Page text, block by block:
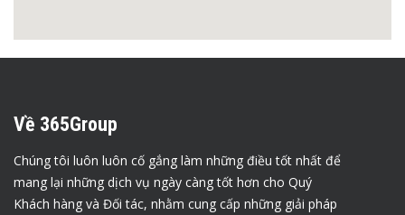
Về 365Group
Chúng tôi luôn luôn cố gắng làm những điều tốt nhất để
mang lại những dịch vụ ngày càng tốt hơn cho Quý
Khách hàng và Đối tác, nhằm cung cấp những giải pháp